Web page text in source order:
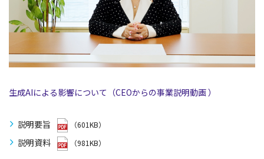
生成AIによる影響について（CEOからの事業説明動画 ）
説明要旨 （601KB）
説明資料 （981KB）